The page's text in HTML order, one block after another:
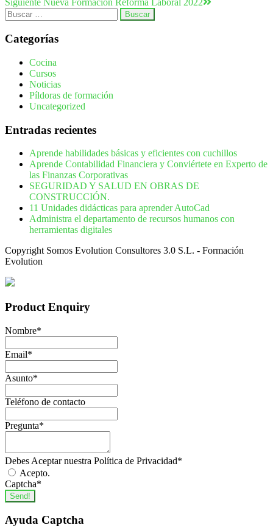
Siguiente Nueva Formación Reforma Laboral 2022
Categorías
Cocina
Cursos
Noticias
Píldoras de formación
Uncategorized
Entradas recientes
Aprende habilidades básicas y eficientes con cuchillos
Aprende Contabilidad Financiera y Conviértete en Experto de
las Finanzas Corporativas
SEGURIDAD Y SALUD EN OBRAS DE
CONSTRUCCIÓN.
11 Unidades didácticas para aprender AutoCad
Administra el departamento de recursos humanos con
herramientas digitales
Copyright Somos Evolution Consultores 3.0 S.L. - Formación
Evolution
Product Enquiry
Nombre*
Email*
Asunto*
Teléfono de contacto
Pregunta*
Debes Aceptar nuestra Política de Privacidad*
Acepto.
Captcha*
Send!
Ayuda Captcha